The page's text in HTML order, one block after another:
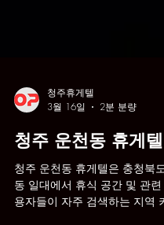
청주휴게텔
3월 16일
2분 분량
청주 운천동 휴게텔